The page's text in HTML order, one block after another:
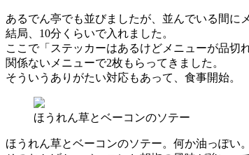
あるでん亭でも並びましたが、並んでいる間に
結局、10分くらいで入れました。
ここで「ステッカーはあるけどメニューが品
関係ないメニューで2枚もらってきました。
そういうありがたい対応もあって、食事開始。
ほうれん草とベーコンのソテー
ほうれん草とベーコンのソテー。何か油っぽい